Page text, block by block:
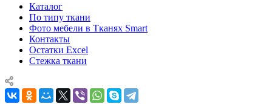
Каталог
По типу ткани
Фото мебели в Тканях Smart
Контакты
Остатки Excel
Стежка ткани